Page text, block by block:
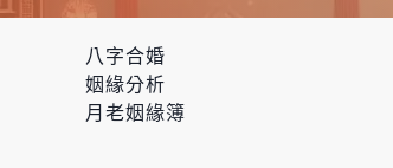
婚配姻緣 —
八字合婚
姻緣分析
月老姻緣簿